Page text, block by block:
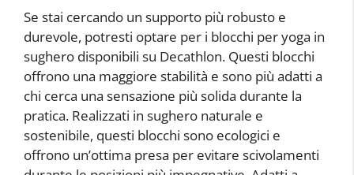
Se stai cercando un supporto più robusto e
durevole, potresti optare per i blocchi per yoga in
sughero disponibili su Decathlon. Questi blocchi
offrono una maggiore stabilità e sono più adatti a
chi cerca una sensazione più solida durante la
pratica. Realizzati in sughero naturale e
sostenibile, questi blocchi sono ecologici e
offrono un’ottima presa per evitare scivolamenti